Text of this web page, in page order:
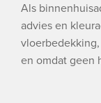
Als
advies en
en omdat geen